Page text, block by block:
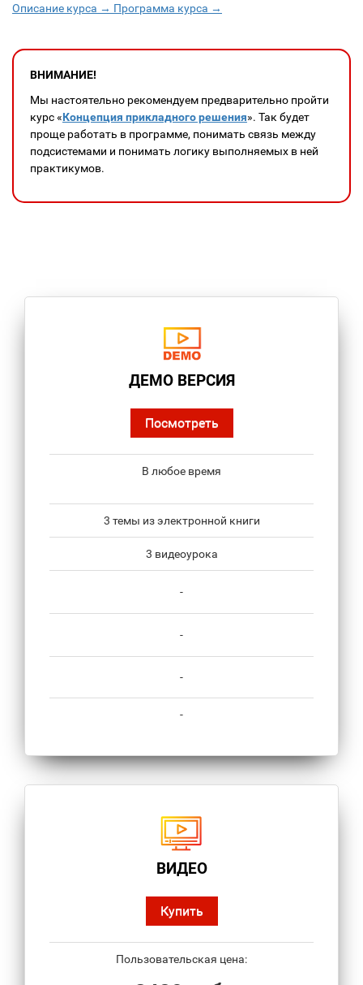
Описание курса → Программа курса →
ВНИМАНИЕ!
Мы настоятельно рекомендуем предварительно пройти
курс «Концепция прикладного решения». Так будет
проще работать в программе, понимать связь между
подсистемами и понимать логику выполняемых в ней
практикумов.
ДЕМО ВЕРСИЯ
Посмотреть
В любое время
3 темы из электронной книги
3 видеоурока
-
-
-
-
ВИДЕО
Купить
Пользовательская цена: